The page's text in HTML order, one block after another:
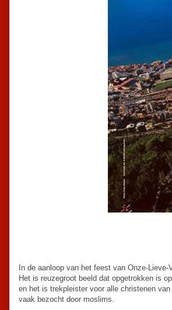
In de aanloop van het feest van Onze-
Het is reuzegroot beeld dat opgetrokken is
en het is trekpleister voor alle christenen
vaak bezocht door moslims.